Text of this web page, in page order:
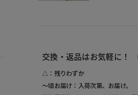
交換・返品はお気軽に！
△：残りわずか
～頃お届け：入荷次第、お届け。